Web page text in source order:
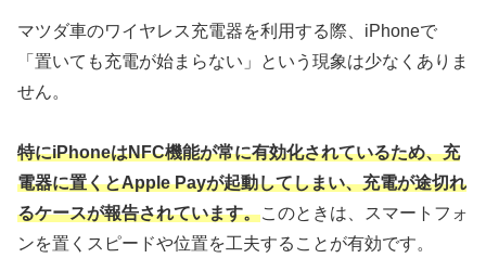
マツダ車のワイヤレス充電器を利用する際、iPhoneで
「置いても充電が始まらない」という現象は少なくありま
せん。
特にiPhoneはNFC機能が常に有効化されているため、充
電器に置くとApple Payが起動してしまい、充電が途切れ
るケースが報告されています。このときは、スマートフォ
ンを置くスピードや位置を工夫することが有効です。